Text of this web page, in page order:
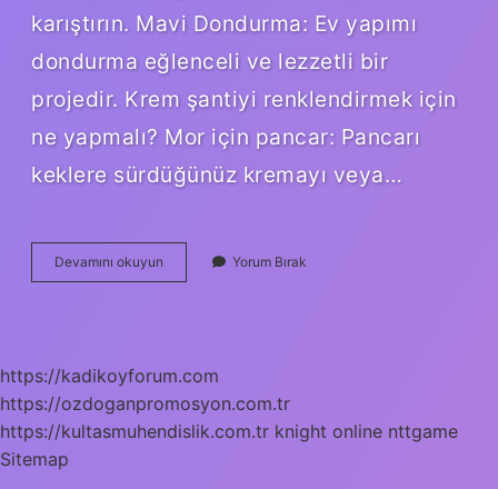
karıştırın. Mavi Dondurma: Ev yapımı
dondurma eğlenceli ve lezzetli bir
projedir. Krem şantiyi renklendirmek için
ne yapmalı? Mor için pancar: Pancarı
keklere sürdüğünüz kremayı veya…
Devamını okuyun Pastaya
Mavi
Yorum Bırak
https://kadikoyforum.com
https://ozdoganpromosyon.com.tr
https://kultasmuhendislik.com.tr knight online nttgame
Sitemap